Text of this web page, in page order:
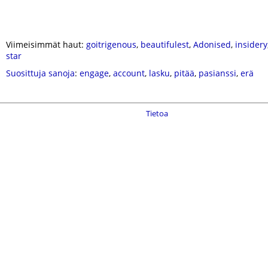
Viimeisimmät haut: goitrigenous, beautifulest, Adonised, insidery
star
Suosittuja sanoja: engage, account, lasku, pitää, pasianssi, erä
Tietoa